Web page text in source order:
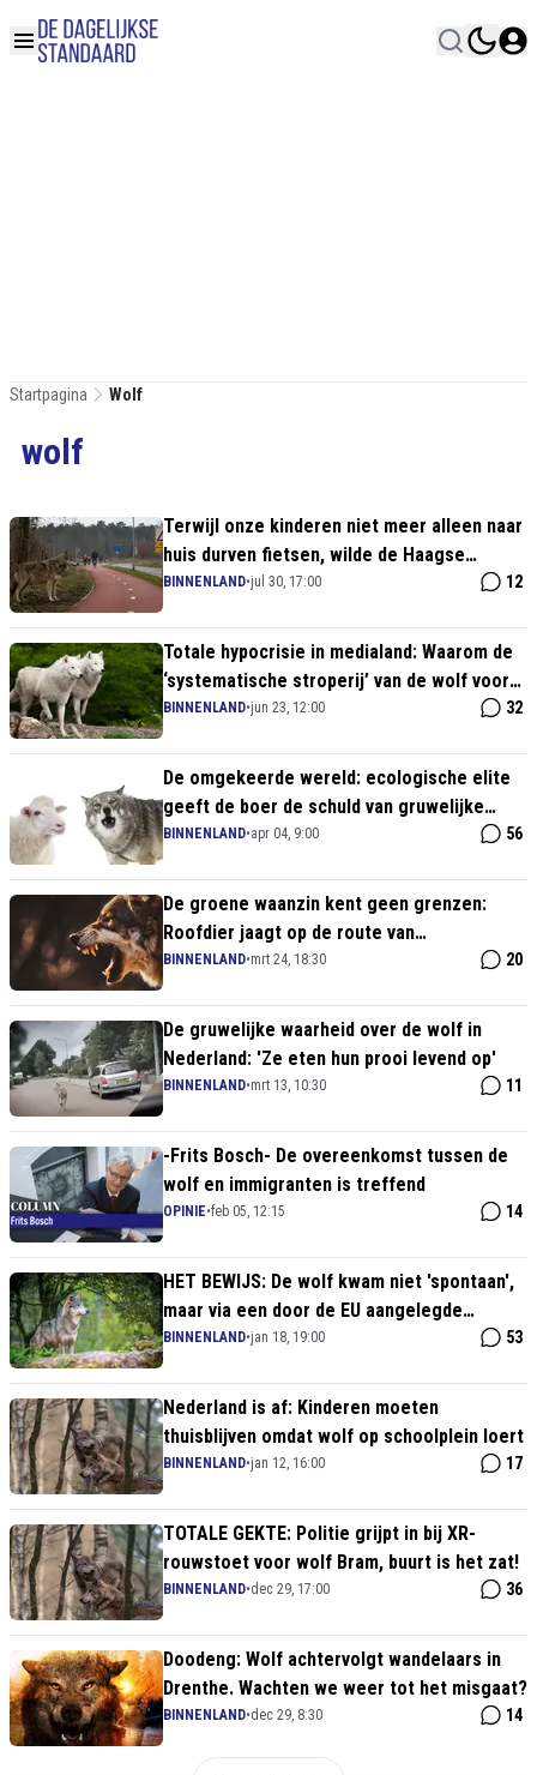
Startpagina Wolf
wolf
Terwijl onze kinderen niet meer alleen naar
huis durven fietsen, wilde de Haagse
deugelite eerst lekker op zomerreces
BINNENLAND•jul 30, 17:00 12
Totale hypocrisie in medialand: Waarom de
‘systematische stroperij’ van de wolf voor
niemand een verrassing is
BINNENLAND•jun 23, 12:00 32
De omgekeerde wereld: ecologische elite
geeft de boer de schuld van gruwelijke
wolventerreur
BINNENLAND•apr 04, 9:00 56
De groene waanzin kent geen grenzen:
Roofdier jaagt op de route van
basisschoolleerlingen
BINNENLAND•mrt 24, 18:30 20
De gruwelijke waarheid over de wolf in
Nederland: 'Ze eten hun prooi levend op'
BINNENLAND•mrt 13, 10:30 11
-Frits Bosch- De overeenkomst tussen de
wolf en immigranten is treffend
OPINIE•feb 05, 12:15 14
HET BEWIJS: De wolf kwam niet 'spontaan',
maar via een door de EU aangelegde
'Wolvensnelweg'
BINNENLAND•jan 18, 19:00 53
Nederland is af: Kinderen moeten
thuisblijven omdat wolf op schoolplein loert
BINNENLAND•jan 12, 16:00 17
TOTALE GEKTE: Politie grijpt in bij XR-
rouwstoet voor wolf Bram, buurt is het zat!
BINNENLAND•dec 29, 17:00 36
Doodeng: Wolf achtervolgt wandelaars in
Drenthe. Wachten we weer tot het misgaat?
BINNENLAND•dec 29, 8:30 14